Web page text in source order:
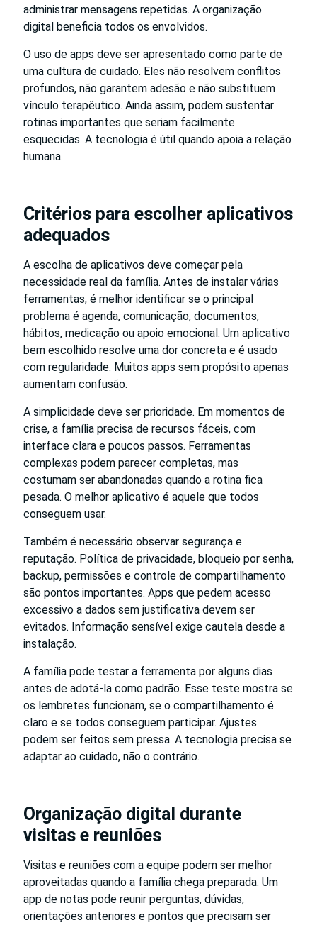
administrar mensagens repetidas. A organização
digital beneficia todos os envolvidos.
O uso de apps deve ser apresentado como parte de
uma cultura de cuidado. Eles não resolvem conflitos
profundos, não garantem adesão e não substituem
vínculo terapêutico. Ainda assim, podem sustentar
rotinas importantes que seriam facilmente
esquecidas. A tecnologia é útil quando apoia a relação
humana.
Critérios para escolher aplicativos
adequados
A escolha de aplicativos deve começar pela
necessidade real da família. Antes de instalar várias
ferramentas, é melhor identificar se o principal
problema é agenda, comunicação, documentos,
hábitos, medicação ou apoio emocional. Um aplicativo
bem escolhido resolve uma dor concreta e é usado
com regularidade. Muitos apps sem propósito apenas
aumentam confusão.
A simplicidade deve ser prioridade. Em momentos de
crise, a família precisa de recursos fáceis, com
interface clara e poucos passos. Ferramentas
complexas podem parecer completas, mas
costumam ser abandonadas quando a rotina fica
pesada. O melhor aplicativo é aquele que todos
conseguem usar.
Também é necessário observar segurança e
reputação. Política de privacidade, bloqueio por senha,
backup, permissões e controle de compartilhamento
são pontos importantes. Apps que pedem acesso
excessivo a dados sem justificativa devem ser
evitados. Informação sensível exige cautela desde a
instalação.
A família pode testar a ferramenta por alguns dias
antes de adotá-la como padrão. Esse teste mostra se
os lembretes funcionam, se o compartilhamento é
claro e se todos conseguem participar. Ajustes
podem ser feitos sem pressa. A tecnologia precisa se
adaptar ao cuidado, não o contrário.
Organização digital durante
visitas e reuniões
Visitas e reuniões com a equipe podem ser melhor
aproveitadas quando a família chega preparada. Um
app de notas pode reunir perguntas, dúvidas,
orientações anteriores e pontos que precisam ser